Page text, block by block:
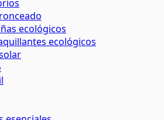
ecológicos
ecológicos